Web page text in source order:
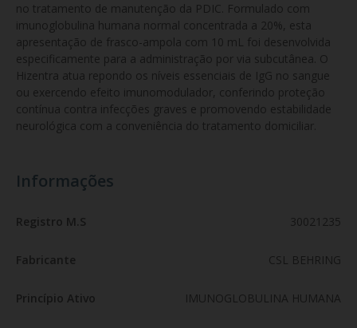
no tratamento de manutenção da PDIC. Formulado com
imunoglobulina humana normal concentrada a 20%, esta
apresentação de frasco-ampola com 10 mL foi desenvolvida
especificamente para a administração por via subcutânea. O
Hizentra atua repondo os níveis essenciais de IgG no sangue
ou exercendo efeito imunomodulador, conferindo proteção
contínua contra infecções graves e promovendo estabilidade
neurológica com a conveniência do tratamento domiciliar.
Informações
Registro M.S 30021235
Fabricante CSL BEHRING
Princípio Ativo IMUNOGLOBULINA HUMANA